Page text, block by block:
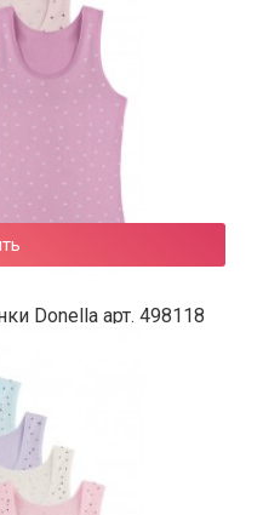
Donella арт. 498118